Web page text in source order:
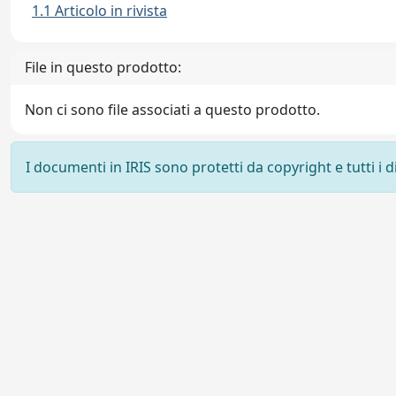
1.1 Articolo in rivista
File in questo prodotto:
Non ci sono file associati a questo prodotto.
I documenti in IRIS sono protetti da copyright e tutti i